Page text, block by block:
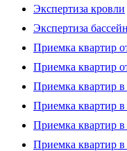
Экспертиза кровли
Экспертиза
Приемка квартир
Приемка квартир
Приемка квартир в
Приемка квартир
Приемка квартир
Приемка квартир